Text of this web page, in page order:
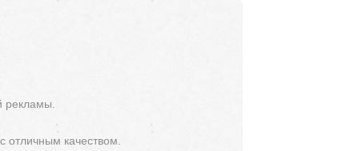
рекламы.
отличным качеством.